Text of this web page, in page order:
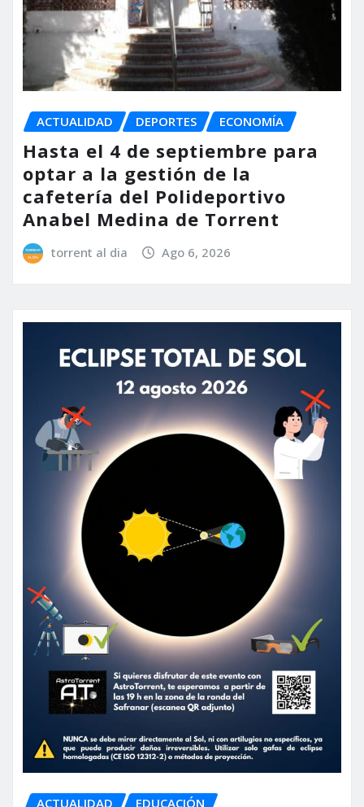
ACTUALIDAD DEPORTES ECONOMÍA
Hasta el 4 de septiembre para
optar a la gestión de la
cafetería del Polideportivo
Anabel Medina de Torrent
torrent al dia Ago 6, 2026
ACTUALIDAD
EDUCACIÓN